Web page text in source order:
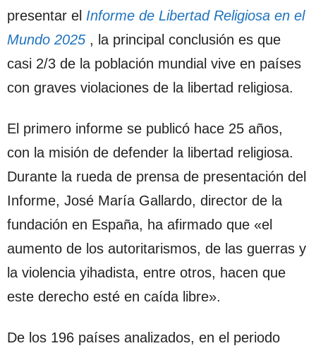
presentar el Informe de Libertad Religiosa en el
Mundo 2025 , la principal conclusión es que
casi 2/3 de la población mundial vive en países
con graves violaciones de la libertad religiosa.
El primero informe se publicó hace 25 años,
con la misión de defender la libertad religiosa.
Durante la rueda de prensa de presentación del
Informe, José María Gallardo, director de la
fundación en España, ha afirmado que «el
aumento de los autoritarismos, de las guerras y
la violencia yihadista, entre otros, hacen que
este derecho esté en caída libre».
De los 196 países analizados, en el periodo